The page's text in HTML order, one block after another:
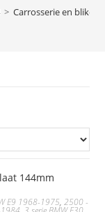
> Carrosserie en
E9 1968-1975, 2500 -